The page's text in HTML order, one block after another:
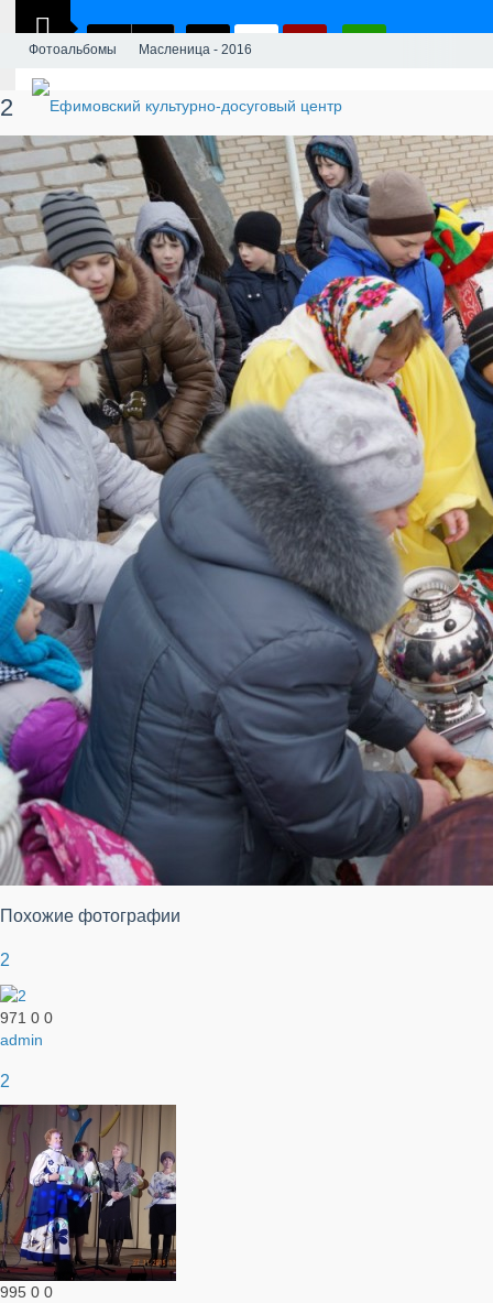
2 — Ефимовский культурно-досуговый центр
2 — Масленица - 2016
Фотоальбомы Масленица - 2016
2
Похожие фотографии
2
971 0 0
admin
2
995 0 0